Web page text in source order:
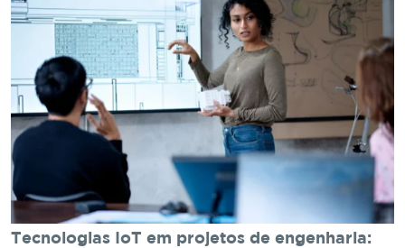
Tecnologias IoT em projetos de engenharia: